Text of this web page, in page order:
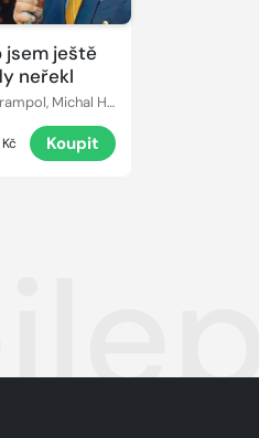
jsem ještě
neřekl
Jiří Krampol, Michal Herzán
Kč Koupit